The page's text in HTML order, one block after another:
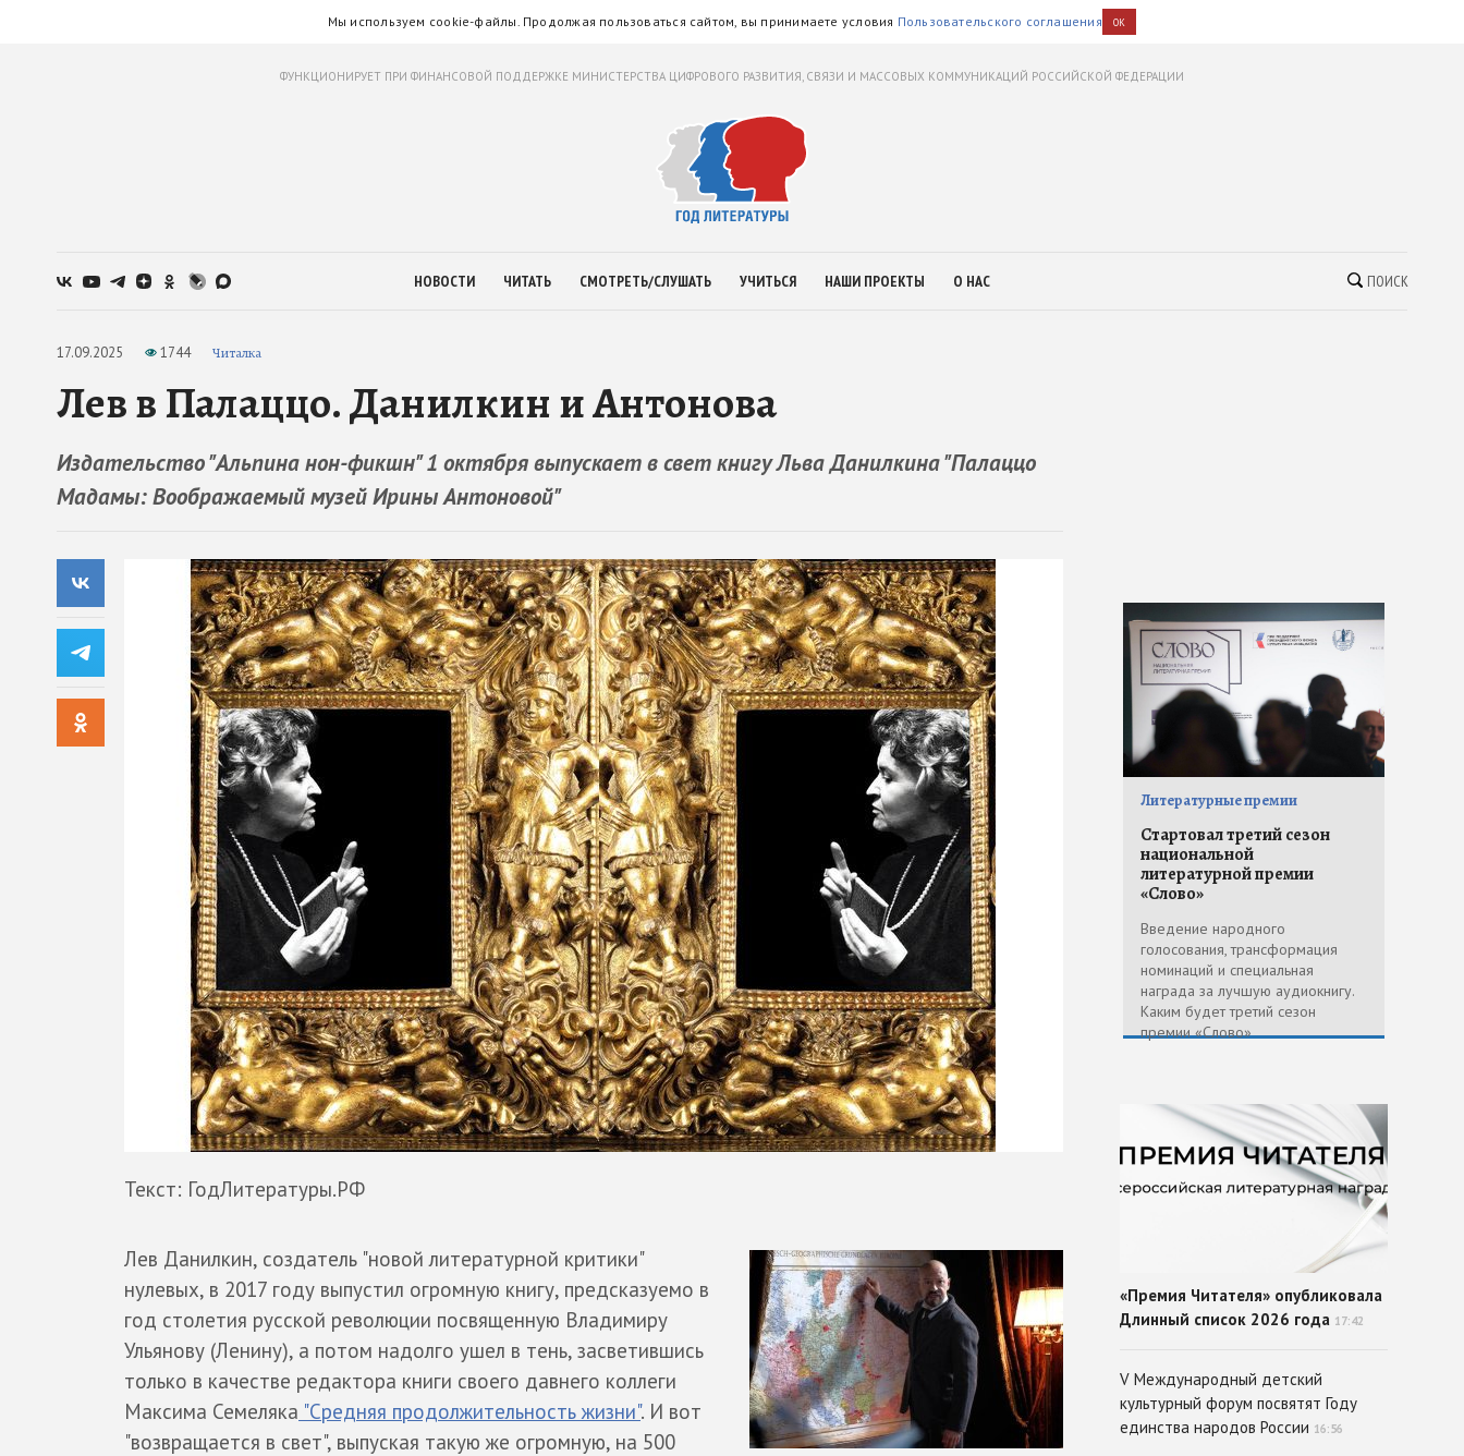
Мы используем cookie-файлы. Продолжая пользоваться сайтом, вы принимаете условия Пользовательского соглашения OK
ФУНКЦИОНИРУЕТ ПРИ ФИНАНСОВОЙ ПОДДЕРЖКЕ МИНИСТЕРСТВА ЦИФРОВОГО РАЗВИТИЯ, СВЯЗИ И МАССОВЫХ КОММУНИКАЦИЙ РОССИЙСКОЙ ФЕДЕРАЦИИ
НОВОСТИ ЧИТАТЬ СМОТРЕТЬ/СЛУШАТЬ УЧИТЬСЯ НАШИ ПРОЕКТЫ О НАС ПОИСК
17.09.2025 1744 Читалка
Лев в Палаццо. Данилкин и Антонова
Издательство "Альпина нон-фикшн" 1 октября выпускает в свет книгу Льва Данилкина "Палаццо
Мадамы: Воображаемый музей Ирины Антоновой"
Текст: ГодЛитературы.РФ
Лев Данилкин, создатель "новой литературной критики"
нулевых, в 2017 году выпустил огромную книгу, предсказуемо в
год столетия русской революции посвященную Владимиру
Ульянову (Ленину), а потом надолго ушел в тень, засветившись
только в качестве редактора книги своего давнего коллеги
Максима Семеляка "Средняя продолжительность жизни". И вот
"возвращается в свет", выпуская такую же огромную, на 500
Литературные премии
Стартовал третий сезон
национальной
литературной премии
«Слово»
Введение народного
голосования, трансформация
номинаций и специальная
награда за лучшую аудиокнигу.
Каким будет третий сезон
премии «Слово»
«Премия Читателя» опубликовала
Длинный список 2026 года 17:42
V Международный детский
культурный форум посвятят Году
единства народов России 16:56